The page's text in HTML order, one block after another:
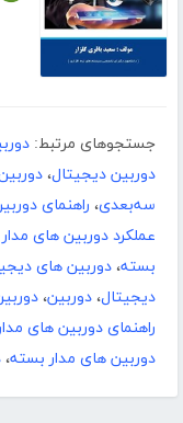
جستجوهای مرتبط:
دوربین دیجیتال،
سه‌بعدی، راهنمای
عملکرد دوربین های
بسته، دوربین های
دیجیتال، دوربین،
راهنمای دوربین های
دوربین های مدار بسته،